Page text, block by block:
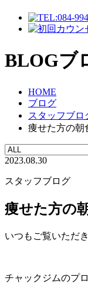
BLOGブ
HOME
ブログ
スタッフブロ
痩せた方の朝
2023.08.30
スタッフブログ
痩せた方の
いつもご覧いただ
チャックジムのプ